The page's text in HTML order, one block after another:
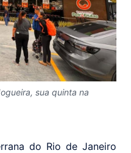
sua quinta na
do Rio de Janeiro